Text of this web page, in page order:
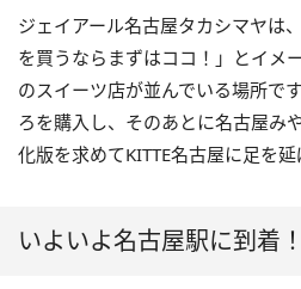
ジェイアール名古屋タカシマヤは
を買うならまずはココ！」とイメ
のスイーツ店が並んでいる場所で
ろを購入し、そのあとに名古屋み
化版を求めてKITTE名古屋に足を延
いよいよ名古屋駅に到着！